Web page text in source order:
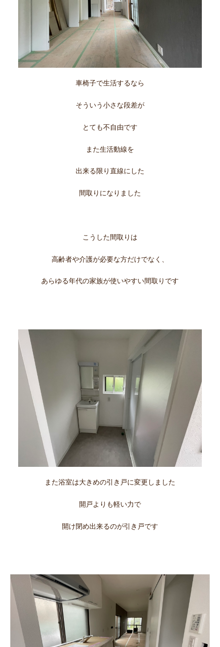
車椅子で生活するなら
そういう小さな段差が
とても不自由です
また生活動線を
出来る限り直線にした
間取りになりました
こうした間取りは
高齢者や介護が必要な方だけでなく、
あらゆる年代の家族が使いやすい間取りです
また浴室は大きめの引き戸に変更しました
開戸よりも軽い力で
開け閉め出来るのが引き戸です